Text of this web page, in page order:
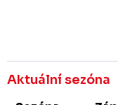
Aktuální sezóna